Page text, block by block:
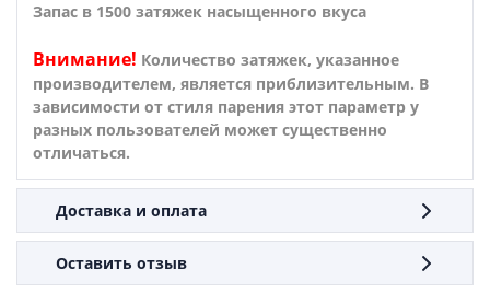
Запас в 1500 затяжек насыщенного вкуса
Внимание! Количество затяжек, указанное
производителем, является приблизительным. В
зависимости от стиля парения этот параметр у
разных пользователей может существенно
отличаться.
Доставка и оплата
Оставить отзыв